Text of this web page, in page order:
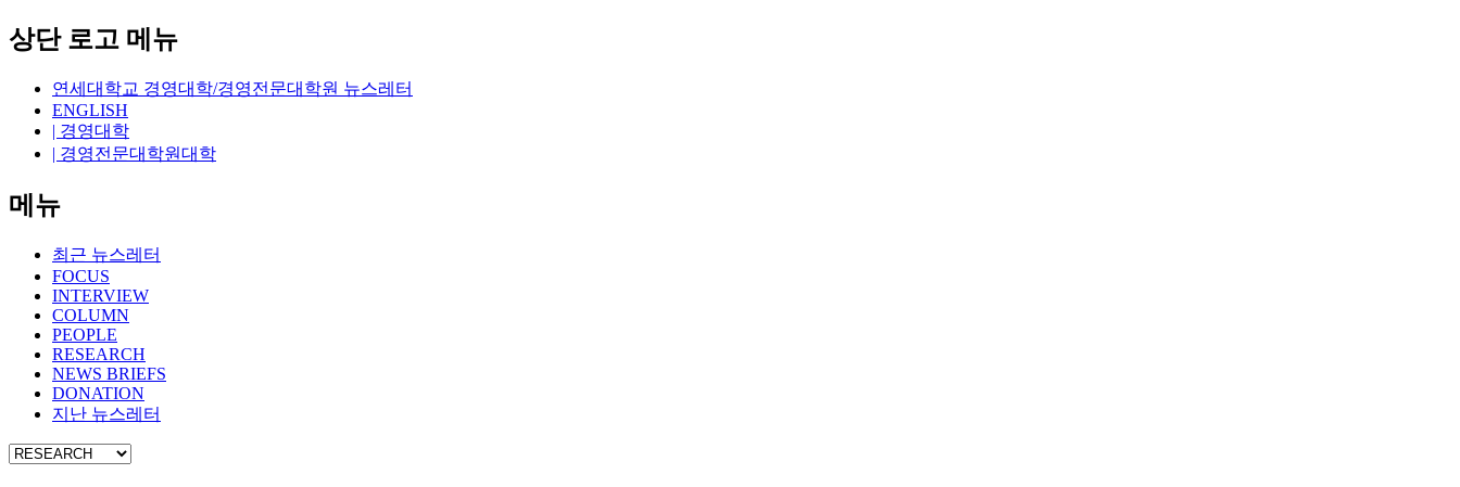
상단 로고 메뉴
연세대학교 경영대학/경영전문대학원 뉴스레터
ENGLISH
| 경영대학
| 경영전문대학원대학
메뉴
최근 뉴스레터
FOCUS
INTERVIEW
COLUMN
PEOPLE
RESEARCH
NEWS BRIEFS
DONATION
지난 뉴스레터